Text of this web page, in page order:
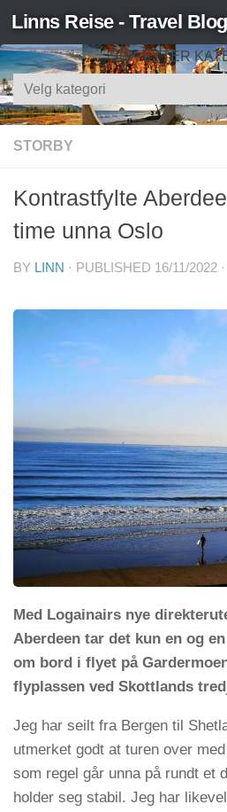
Skip to content
Linns Reise - Travel Blog
SØK ETTER
Søk
etter
STORBY
Kontrastfylte
time unna Oslo
BY LINN · PUBLISHED 16/11/2022
Med Logainairs nye
Aberdeen tar det kun en og
om bord i flyet på
flyplassen ved Skottlands
Jeg har seilt fra Bergen til
utmerket godt at turen over
som regel går unna på rundt et
holder seg stabil. Jeg har